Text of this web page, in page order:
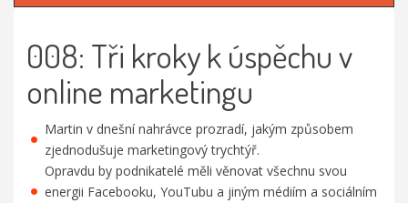
008: Tři kroky k úspěchu v
online marketingu
Martin v dnešní nahrávce prozradí, jakým způsobem
zjednodušuje marketingový trychtýř.
Opravdu by podnikatelé měli věnovat všechnu svou
energii Facebooku, YouTubu a jiným médiím a sociálním